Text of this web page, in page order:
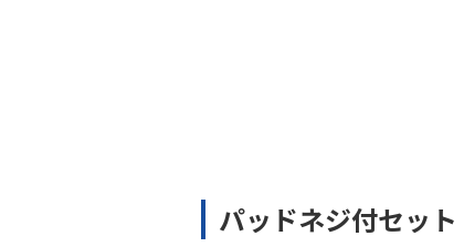
パッドネジ付セット